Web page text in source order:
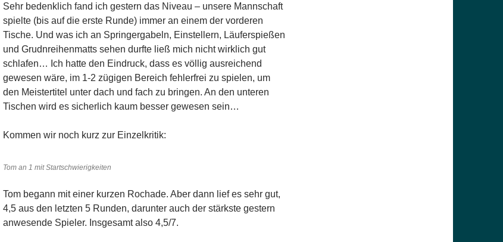
Sehr bedenklich fand ich gestern das Niveau – unsere Mannschaft
spielte (bis auf die erste Runde) immer an einem der vorderen
Tische. Und was ich an Springergabeln, Einstellern, Läuferspießen
und Grudnreihenmatts sehen durfte ließ mich nicht wirklich gut
schlafen… Ich hatte den Eindruck, dass es völlig ausreichend
gewesen wäre, im 1-2 zügigen Bereich fehlerfrei zu spielen, um
den Meistertitel unter dach und fach zu bringen. An den unteren
Tischen wird es sicherlich kaum besser gewesen sein…
Kommen wir noch kurz zur Einzelkritik:
Tom an 1 mit Startschwierigkeiten
Tom begann mit einer kurzen Rochade. Aber dann lief es sehr gut,
4,5 aus den letzten 5 Runden, darunter auch der stärkste gestern
anwesende Spieler. Insgesamt also 4,5/7.